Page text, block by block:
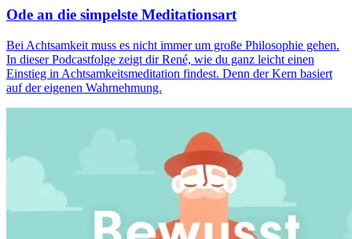
Ode an die simpelste Meditationsart
Bei Achtsamkeit muss es nicht immer um große Phi­lo­so­phie gehen.
In dieser Podcastfolge zeigt dir René, wie du ganz leicht einen
Einstieg in Achtsamkeitsmeditation findest. Denn der Kern basiert
auf der eigenen Wahrnehmung.